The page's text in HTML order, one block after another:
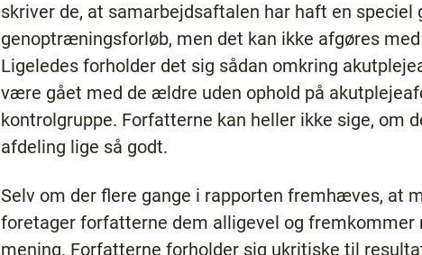
skriver de, at samarbejdsaftalen har haft en
genoptræningsforløb, men det kan ikke afgøres
Ligeledes forholder det sig sådan omkring
være gået med de ældre uden ophold på
kontrolgruppe. Forfatterne kan heller ikke sige, om
afdeling lige så godt.
Selv om der flere gange i rapporten fremhæves, at
foretager forfatterne dem alligevel og fremkommer
mening. Forfatterne forholder sig ukritiske til